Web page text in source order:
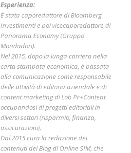
Esperienza:
É stata caporedattore di Bloomberg
Investimenti e poi vicecaporedattore di
Panorama Economy (Gruppo
Mondadori).
Nel 2015, dopo la lunga carriera nella
carta stampata economica, è passata
alla comunicazione come responsabile
delle attività di editoria aziendale e di
content marketing di Lob Pr+Content
occupandosi di progetti editoriali in
diversi settori (risparmio, finanza,
assicurazioni).
Dal 2015 cura la redazione dei
contenuti del Blog di Online SIM, che